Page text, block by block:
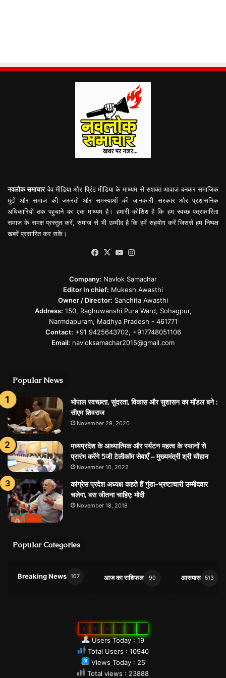
नवलोक समाचारवेव मीडिया और प्रिंट मीडिया के माध्यम से सशक्त आवाज़ बनकर समाजिक
मुद्दों और समाज की जरुरतो और समस्याओं की जानकारी सरकार और प्रशासनिक
अधिकारियों तक पहुचाने का एक माध्यम है। हमारी कोशिश है कि हम स्वच्छ पत्रकारिता
समाज के समक्ष प्रस्तुत करें, समाज से भी उम्मीद है कि हमें सहयोग करें जिससे हम निष्पक्ष
खबरें प्रसारित कर सकें।
Facebook
X YouTube
Company: Navlok Samachar
Editor In chief: Mukesh Awasthi
Owner / Director: Sanchita Awasthi
Address: 150, Raghuwanshi Pura Ward, Sohagpur,
Narmdapuram, Madhya Pradesh - 461771
Contact: +91 9425643702, +917748051106
Email: navloksamachar2015@gmail.com
Popular News
भोपाल स्वच्छता, सुंदरता, विकास और सुशासन का मॉडल बने :
सीएम शिवराज
November 29, 2020
मध्यप्रदेश के आध्यात्मिक और पर्यटन महत्व के स्थानों से
प्रारंभ करेंगे 5जी टेलीकॉम सेवाएँ – मुख्यमंत्री श्री चौहान
November 10, 2022
कांग्रेस प्रदेश अध्यक्ष कहते हैं गुंडा-भ्रष्टाचारी उम्मीदवार
चलेगा, बस जीतना चाहिए: मोदी
November 18, 2018
Popular Categories
Breaking News 167 आज का राशिफल 90 आसपास 513
0 1 0 9 4
Users Today : 19
Total Users : 10940
Views Today : 25
Total views : 23888